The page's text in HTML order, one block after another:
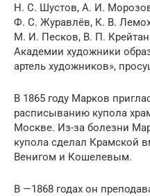
Н. С. Шустов, А. И.
Ф. С. Журавлёв, К. В.
М. И. Песков, В. П.
Академии художники
артель художников»,
В 1865 году Марков
расписыванию купола
Москве. Из-за болезни
купола сделал Крамской
Венигом и Кошелевым.
В —1868 годах он